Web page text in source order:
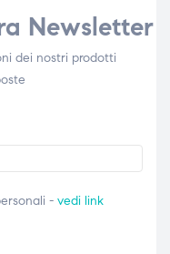
Newsletter
dei nostri prodotti
- vedi link